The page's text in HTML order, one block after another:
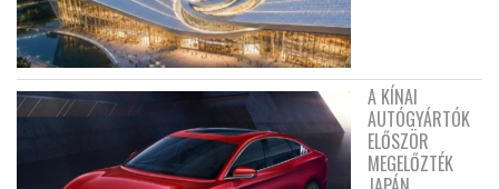
A KÍNAI
AUTÓGYÁRTÓK
ELŐSZÖR
MEGELŐZTÉK